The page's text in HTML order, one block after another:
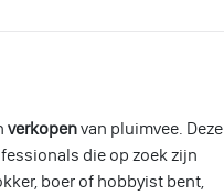
verkopenvan pluimvee. Deze
die op zoek zijn
boer of hobbyist bent,